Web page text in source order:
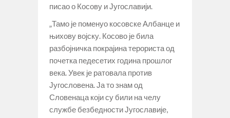
писао о Косову и Југославији.
„Тамо је поменуо косовске Албанце и
њихову војску. Косово је била
разбојничка покрајина терориста од
почетка педесетих година прошлог
века. Увек је ратовала против
Југословена. Ја то знам од
Словенаца који су били на челу
службе безбедности Југославије,